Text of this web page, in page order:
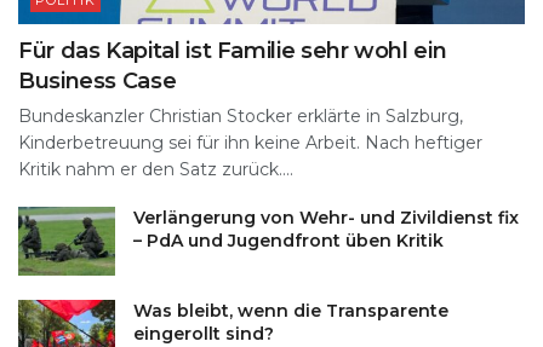
Für das Kapital ist Familie sehr wohl ein
Business Case
Bundeskanzler Christian Stocker erklärte in Salzburg,
Kinderbetreuung sei für ihn keine Arbeit. Nach heftiger
Kritik nahm er den Satz zurück....
Verlängerung von Wehr- und Zivildienst fix
– PdA und Jugendfront üben Kritik
Was bleibt, wenn die Transparente
eingerollt sind?